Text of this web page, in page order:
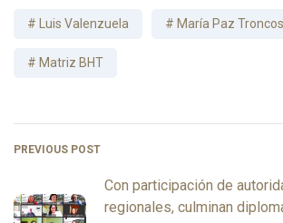
Luis Valenzuela María Paz
Matriz BHT
PREVIOUS POST
Con participación de
regionales, culminan